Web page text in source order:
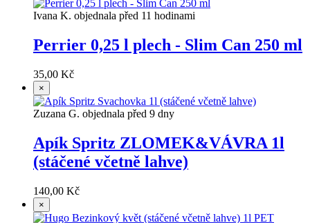
Ivana K. objednala před 11 hodinami
Perrier 0,25 l plech - Slim Can 250 ml
35,00 Kč
×
Zuzana G. objednala před 9 dny
Apík Spritz ZLOMEK&VÁVRA 1l
(stáčené včetně lahve)
140,00 Kč
×